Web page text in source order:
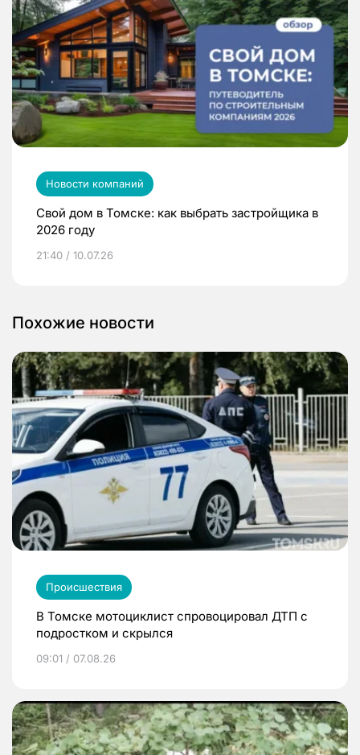
Новости компаний
Свой дом в Томске: как выбрать застройщика в
2026 году
21:40 / 10.07.26
Похожие новости
Происшествия
В Томске мотоциклист спровоцировал ДТП с
подростком и скрылся
09:01 / 07.08.26